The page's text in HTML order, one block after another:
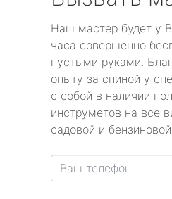
Наш мастер будет у
часа совершенно
пустыми руками.
опыту за спиной у
с собой в наличии
инструметов на все
садовой и